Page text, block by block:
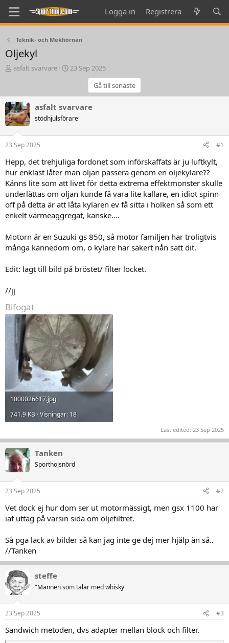
Logga in Registrera
Teknik- och Mekhörnan
Oljekyl
T
e
a
d
s
t
a
r
t
e
r
asfalt svarvare
S
r
t
a
23 Sep 2025
Gå till senaste
asfalt svarvare
stödhjulsförare
23 Sep 2025 #1
Hepp, det trehjuliga fordonet som införskaffats är ju luftkylt,
hur enklast låter man oljan passera genom en oljekylare??
Känns lite som att livet för detta extrema effektmonster skulle
underlättas om oljan kunde få vara lite kallare, en idiot spinn
off på detta är att låta kylaren ev få sitta i holken så som ett
enkelt värmeaggregat, kanske....
Motorn är en Suzuki gs 850, så motor familjen har troligtvis
många kännedom om, o kylare har säkert nån satt dit.
Edit: lagt till bild på bröstet/ filter locket.
//jj
Bifogat
1000026617.jpg
741.9 KB · Visningar: 18
Last edited: 23 Sep 2025
Tanken
Sporthojsnörd
23 Sep 2025 #2
Vet dock ej hur dom ser ut motormässigt, men gsx 1100 har
iaf uttag på varsin sida om oljefiltret.
Så pga lack av bilder så kan jag inte ge dej mer hjälp än så..
//Tanken
steffe
"Mannen som talar med whisky"
23 Sep 2025 #3
Sandwich metoden, dvs adapter mellan block och filter.